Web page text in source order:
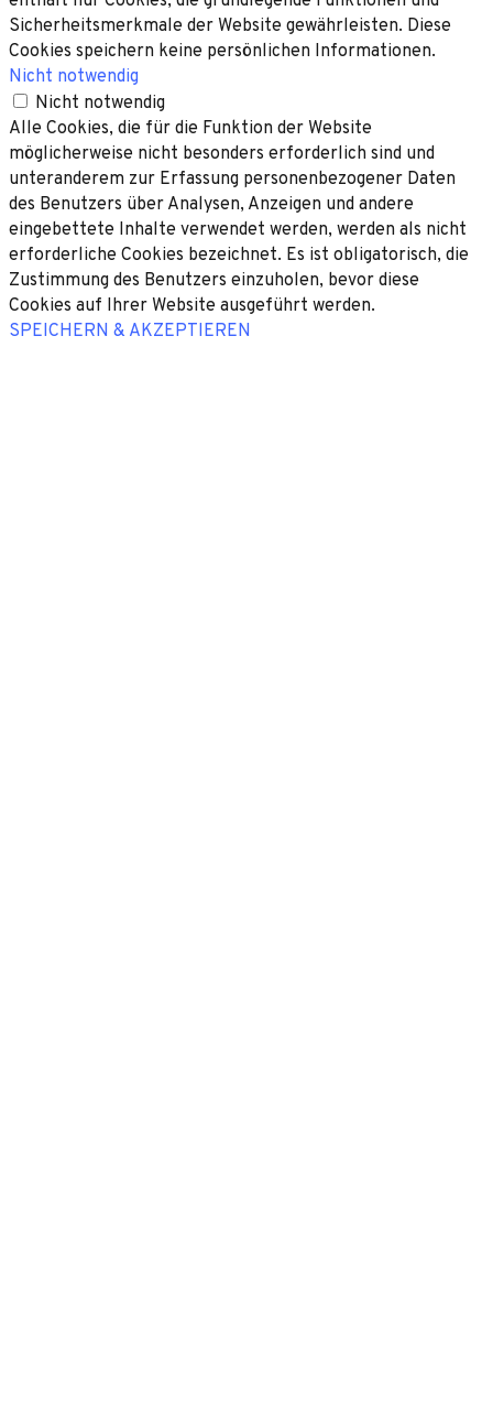
Sicherheitsmerkmale der Website gewährleisten. Diese
Cookies speichern keine persönlichen Informationen.
Nicht notwendig
Nicht notwendig
Alle Cookies, die für die Funktion der Website
möglicherweise nicht besonders erforderlich sind und
unteranderem zur Erfassung personenbezogener Daten
des Benutzers über Analysen, Anzeigen und andere
eingebettete Inhalte verwendet werden, werden als nicht
erforderliche Cookies bezeichnet. Es ist obligatorisch, die
Zustimmung des Benutzers einzuholen, bevor diese
Cookies auf Ihrer Website ausgeführt werden.
SPEICHERN & AKZEPTIEREN